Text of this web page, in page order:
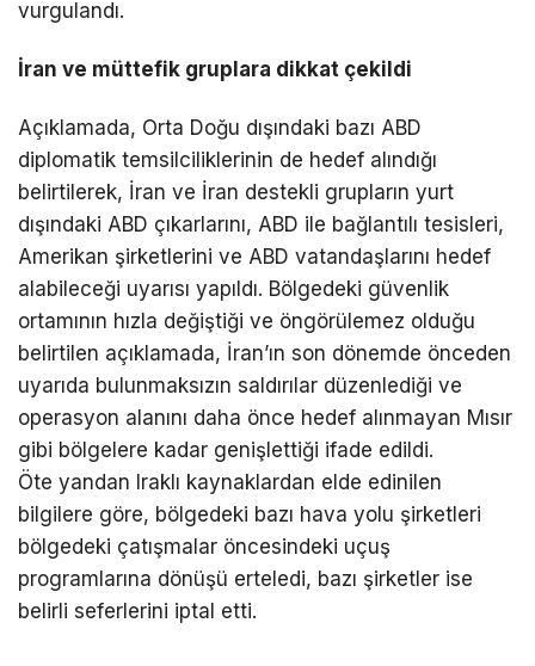
vurgulandı.
İran ve müttefik gruplara dikkat çekildi
Açıklamada, Orta Doğu dışındaki bazı ABD
diplomatik temsilciliklerinin de hedef alındığı
belirtilerek, İran ve İran destekli grupların yurt
dışındaki ABD çıkarlarını, ABD ile bağlantılı tesisleri,
Amerikan şirketlerini ve ABD vatandaşlarını hedef
alabileceği uyarısı yapıldı. Bölgedeki güvenlik
ortamının hızla değiştiği ve öngörülemez olduğu
belirtilen açıklamada, İran’ın son dönemde önceden
uyarıda bulunmaksızın saldırılar düzenlediği ve
operasyon alanını daha önce hedef alınmayan Mısır
gibi bölgelere kadar genişlettiği ifade edildi.
Öte yandan Iraklı kaynaklardan elde edinilen
bilgilere göre, bölgedeki bazı hava yolu şirketleri
bölgedeki çatışmalar öncesindeki uçuş
programlarına dönüşü erteledi, bazı şirketler ise
belirli seferlerini iptal etti.